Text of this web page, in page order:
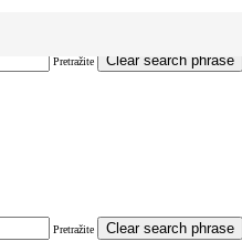
Pretražite Clear search phrase
Pretražite Clear search phrase